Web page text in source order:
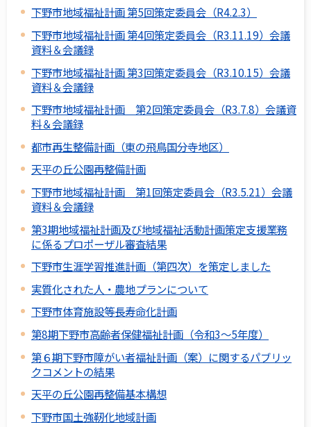
下野市地域福祉計画 第5回策定委員会（R4.2.3）
下野市地域福祉計画 第4回策定委員会（R3.11.19）会議
資料＆会議録
下野市地域福祉計画 第3回策定委員会（R3.10.15）会議
資料＆会議録
下野市地域福祉計画 第2回策定委員会（R3.7.8）会議資
料＆会議録
都市再生整備計画（東の飛鳥国分寺地区）
天平の丘公園再整備計画
下野市地域福祉計画 第1回策定委員会（R3.5.21）会議
資料＆会議録
第3期地域福祉計画及び地域福祉活動計画策定支援業務
に係るプロポーザル審査結果
下野市生涯学習推進計画（第四次）を策定しました
実質化された人・農地プランについて
下野市体育施設等長寿命化計画
第8期下野市高齢者保健福祉計画（令和3～5年度）
第６期下野市障がい者福祉計画（案）に関するパブリッ
クコメントの結果
天平の丘公園再整備基本構想
下野市国土強靭化地域計画